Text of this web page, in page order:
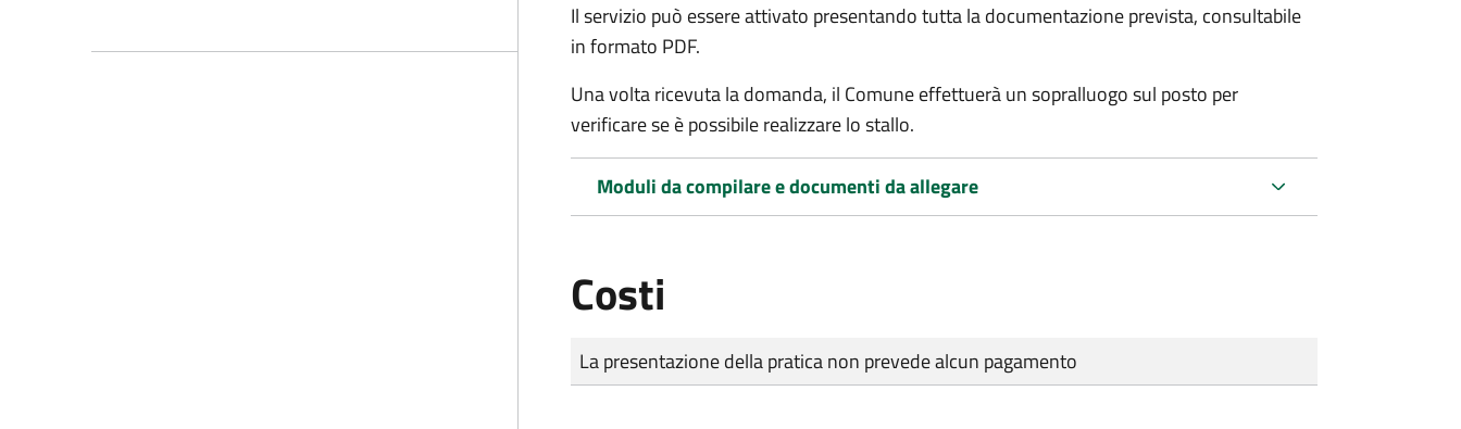
Il servizio può essere attivato presentando tutta la documentazione prevista, consultabile
in formato PDF.
Una volta ricevuta la domanda, il Comune effettuerà un sopralluogo sul posto per
verificare se è possibile realizzare lo stallo.
Moduli da compilare e documenti da allegare
Costi
Tipo di pagamento
Importo
La presentazione della pratica non prevede alcun pagamento